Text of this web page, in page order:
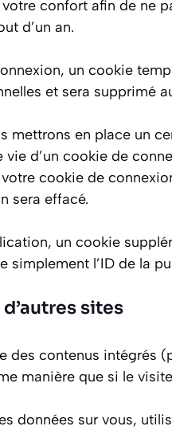
confort afin de ne
d’un an.
un cookie
et sera supprimé
mettrons en place un
d’un cookie de
cookie de
sera effacé.
un cookie
simplement l’ID de la
sites
des contenus intégrés
manière que si le
données sur vous,